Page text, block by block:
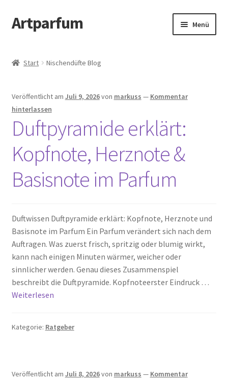
Zur
Navigation
Zum
Inhalt
Artparfum Menü
Cart
Checkout
Datenschutzbelehrung
Nischendüfte Blog
Shop
Vertrag widerrufen
Start Nischendüfte Blog
Veröffentlicht am Juli 9, 2026von markuss — Kommentar
hinterlassen
Duftpyramide erklärt:
Kopfnote, Herznote &
Basisnote im Parfum
Duftwissen Duftpyramide erklärt: Kopfnote, Herznote und
Basisnote im Parfum Ein Parfum verändert sich nach dem
Auftragen. Was zuerst frisch, spritzig oder blumig wirkt,
kann nach einigen Minuten wärmer, weicher oder
sinnlicher werden. Genau dieses Zusammenspiel
beschreibt die Duftpyramide. Kopfnoteerster Eindruck …
Weiterlesen
Kategorie: Ratgeber
Veröffentlicht am Juli 8, 2026von markuss — Kommentar